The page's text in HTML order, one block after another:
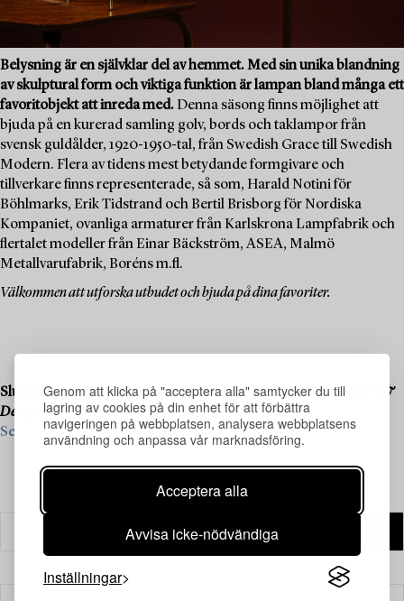
Genom att klicka på "acceptera alla" samtycker du till
lagring av cookies på din enhet för att förbättra
navigeringen på webbplatsen, analysera webbplatsens
användning och anpassa vår marknadsföring.
Acceptera alla
Avvisa icke-nödvändiga
Inställningar
Belysning är en självklar del av hemmet. Med sin unika blandning
av skulptural form och viktiga funktion är lampan bland många ett
favoritobjekt att inreda med. Denna säsong finns möjlighet att
bjuda på en kurerad samling golv, bords och taklampor från
svensk guldålder, 1920-1950-tal, från Swedish Grace till Swedish
Modern. Flera av tidens mest betydande formgivare och
tillverkare finns representerade, så som, Harald Notini för
Böhlmarks, Erik Tidstrand och Bertil Brisborg för Nordiska
Kompaniet, ovanliga armaturer från Karlskrona Lampfabrik och
flertalet modeller från Einar Bäckström, ASEA, Malmö
Metallvarufabrik, Boréns m.fl.
Välkommen att utforska utbudet och bjuda på dina favoriter.
Slutinlämning pågår till vår kommande liveauktion Modern Art &
Design
, den 20–21 maj.
Se vad vi söker och kontakta oss för värdering ›